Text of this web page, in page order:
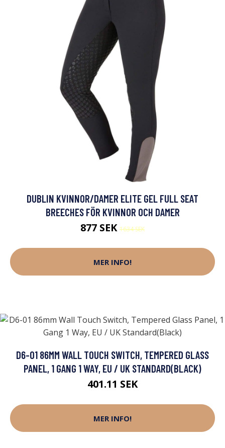
DUBLIN KVINNOR/DAMER ELITE GEL FULL SEAT
BREECHES FÖR KVINNOR OCH DAMER
877 SEK 1634 SEK
MER INFO!
D6-01 86MM WALL TOUCH SWITCH, TEMPERED GLASS
PANEL, 1 GANG 1 WAY, EU / UK STANDARD(BLACK)
401.11 SEK
MER INFO!